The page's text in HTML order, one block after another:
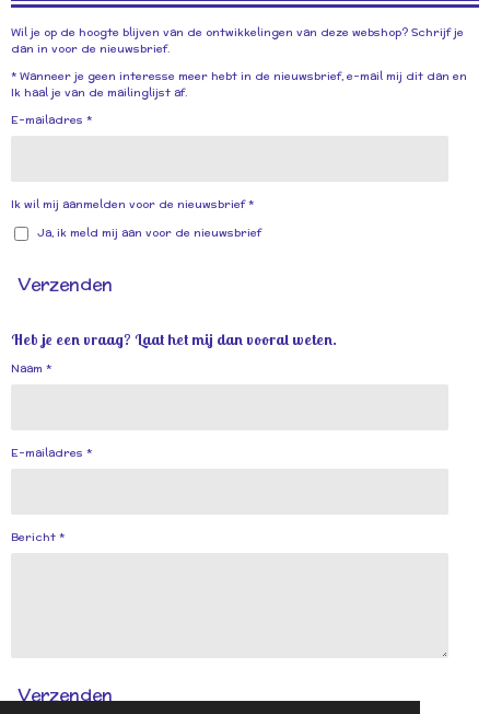
Wil je op de hoogte blijven van de ontwikkelingen van deze webshop? Schrijf je
dan in voor de nieuwsbrief.
* Wanneer je geen interesse meer hebt in de nieuwsbrief, e-mail mij dit dan en
Ik haal je van de mailinglijst af.
E-mailadres *
Ik wil mij aanmelden voor de nieuwsbrief *
Ja, ik meld mij aan voor de nieuwsbrief
Verzenden
Heb je een vraag? Laat het mij dan vooral weten.
Naam *
E-mailadres *
Bericht *
Verzenden